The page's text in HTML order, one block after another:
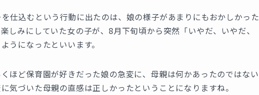
仕込むという行動に出たのは、娘の様子があまりにもおかしかった
しみにしていた女の子が、8月下旬頃から突然「いやだ、いやだ、
うになったといいます。
ほど保育園が好きだった娘の急変に、母親は何かあったのではない
気づいた母親の直感は正しかったということになりますね。